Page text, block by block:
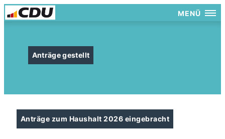
MENÜ
Anträge gestellt
Anträge zum Haushalt 2026 eingebracht